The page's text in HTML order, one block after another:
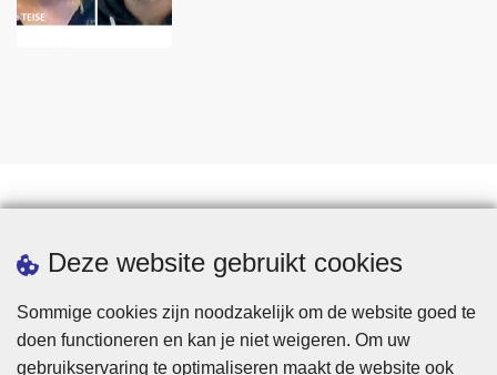
Deze website gebruikt cookies
Sommige cookies zijn noodzakelijk om de website goed te
doen functioneren en kan je niet weigeren. Om uw
gebruikservaring te optimaliseren maakt de website ook